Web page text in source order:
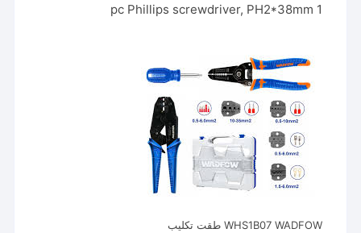
1 pc Phillips screwdriver, PH2*38mm
WHS1B07 WADFOW طقت تكليب